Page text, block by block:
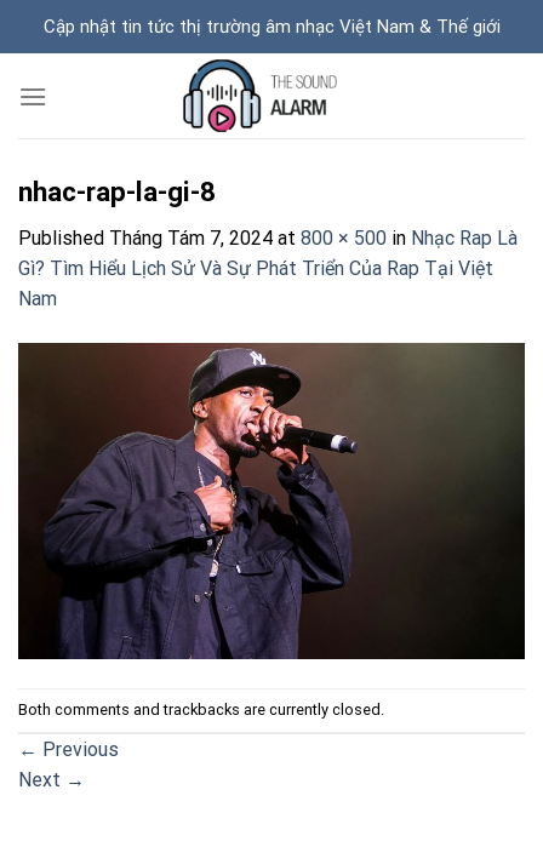
Cập nhật tin tức thị trường âm nhạc Việt Nam & Thế giới
nhac-rap-la-gi-8
Published Tháng Tám 7, 2024 at 800 × 500 in Nhạc Rap Là
Gì? Tìm Hiểu Lịch Sử Và Sự Phát Triển Của Rap Tại Việt
Nam
Both comments and trackbacks are currently closed.
← Previous
Next →